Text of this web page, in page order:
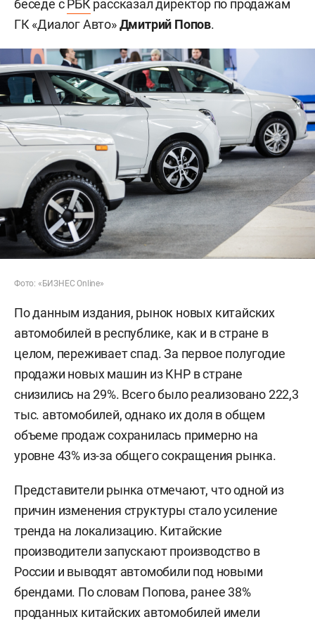
беседе сРБК рассказал директор по продажам
ГК «Диалог Авто»Дмитрий Попов.
Фото: «БИЗНЕС Online»
По данным издания, рынок новых китайских
автомобилей в республике, как и в стране в
целом, переживает спад. За первое полугодие
продажи новых машин из КНР в стране
снизились на 29%. Всего было реализовано 222,3
тыс. автомобилей, однако их доля в общем
объеме продаж сохранилась примерно на
уровне 43% из-за общего сокращения рынка.
Представители рынка отмечают, что одной из
причин изменения структуры стало усиление
тренда на локализацию. Китайские
производители запускают производство в
России и выводят автомобили под новыми
брендами. По словам Попова, ранее 38%
проданных китайских автомобилей имели